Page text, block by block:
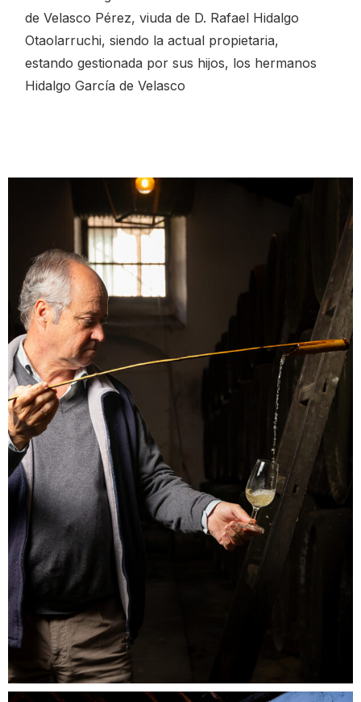
de Velasco Pérez, viuda de D. Rafael Hidalgo
Otaolarruchi, siendo la actual propietaria,
estando gestionada por sus hijos, los hermanos
Hidalgo García de Velasco